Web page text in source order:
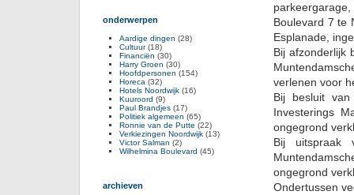
Boulevard 7 te
Esplanade,
Bij afzonderlijk
verlenen voor
Bij besluit
Investerings
ongegrond
Bij uitspraak
ongegrond
Ondertussen
onderwerpen
Aardige dingen (28)
Cultuur(18)
Financiën (30)
Harry Groen (30)
Hoofdpersonen (154)
Horeca (32)
Hotels Noordwijk (16)
Kuuroord (9)
Paul Brandjes (17)
Politiek algemeen (65)
Ronnie van de Putte (22)
Verkiezingen Noordwijk (13)
Victor Salman (2)
Wilhelmina Boulevard (45)
archieven